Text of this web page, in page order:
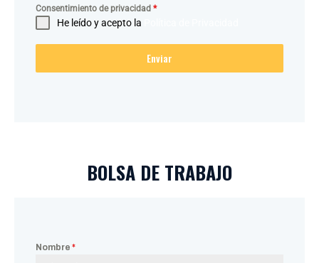
Consentimiento de privacidad *
He leído y acepto la
Enviar
BOLSA DE TRABAJO
Nombre *